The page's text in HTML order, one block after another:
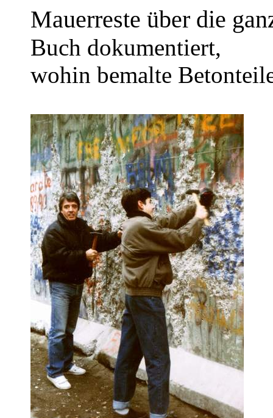
Mauerreste über die
Buch dokumentiert,
wohin bemalte